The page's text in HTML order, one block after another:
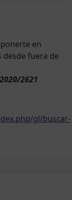
en
desde fuera de
2621
gl/buscar-